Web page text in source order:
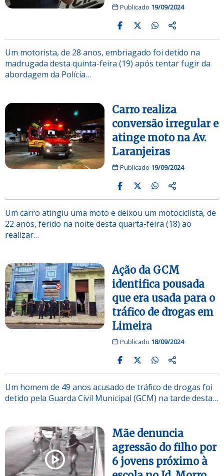
Publicado 19/09/2024
Um motorista, de 28 anos, embriagado foi detido na
madrugada desta quinta-feira (19) após tentar fugir da
abordagem da Polícia…
Carro realiza
conversão irregular e
atinge moto na Av.
Laranjeiras
Publicado 19/09/2024
Um carro atingiu uma moto e deixou um motociclista, de
22 anos, ferido na noite desta quarta-feira (18) ao
realizar…
Ação da GCM
identifica pousada
que era usada para o
tráfico de drogas em
Limeira
Publicado 18/09/2024
Um homem de 49 anos acusado de tráfico de drogas foi
detido pela Guarda Civil Municipal (GCM) na tarde desta…
Mãe denuncia
agressão do filho por
6 jovens próximo à